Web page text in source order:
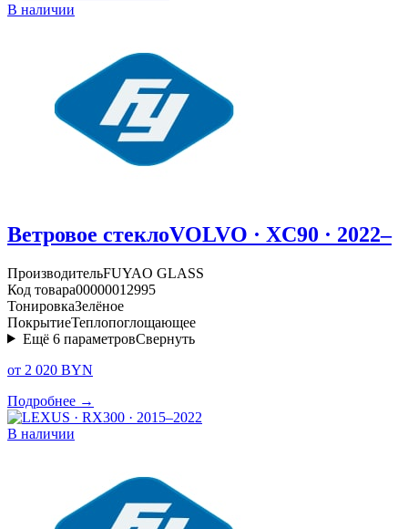
В наличии
Ветровое стеклоVOLVO · XC90 · 2022–
ПроизводительFUYAO GLASS
Код товара00000012995
ТонировкаЗелёное
ПокрытиеТеплопоглощающее
Ещё 6 параметровСвернуть
от 2 020 BYN
Подробнее →
В наличии